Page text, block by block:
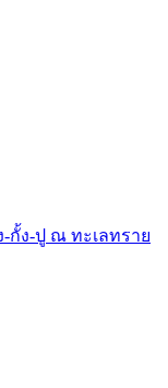
ง-ปู ณ ทะเลทราย